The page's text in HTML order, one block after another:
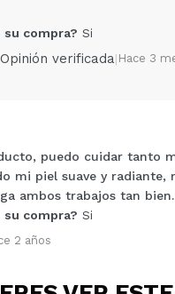
Compartir un vídeo
Tu vídeo podría ser el
su compra? Si
Opinión verificada| Hace 3
puedo cuidar tanto
mi piel suave y radiante,
ambos trabajos tan bien.
su compra? Si
2 años